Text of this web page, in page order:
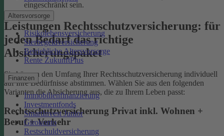
Altersvorsorge
Risikolebensversicherung
Sterbegeldversicherung
Betriebliche Altersvorsorge
Rente ZukunftPlus
Finanzen
Immobilienfinanzierung
Investmentfonds
SmartInvest Junior
Girokonto
Restschuldversicherung
eingeschränkt sein.
Leistungen Rechtsschutzversicherung: für
jeden Bedarf das richtige
Absicherungspaket
Sie können den Umfang Ihrer Rechtsschutzversicherung individuell
auf Ihre Bedürfnisse abstimmen. Wählen Sie aus den folgenden
Varianten die Absicherung aus, die zu Ihrem Leben passt:
Rechtsschutzversicherung Privat inkl. Wohnen +
Beruf + Verkehr